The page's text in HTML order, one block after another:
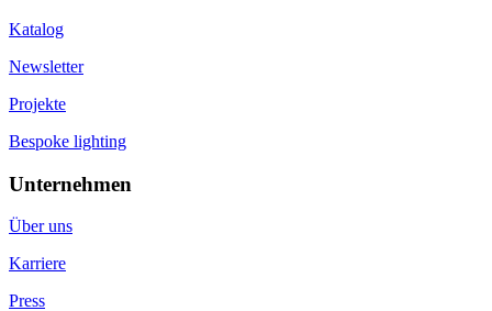
Katalog
Newsletter
Projekte
Bespoke lighting
Unternehmen
Über uns
Karriere
Press